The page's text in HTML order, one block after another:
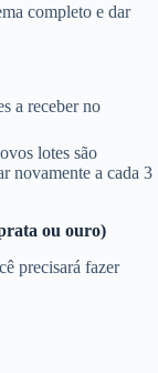
completo e dar
a receber no
lotes são
novamente a cada 3
ou ouro)
precisará fazer